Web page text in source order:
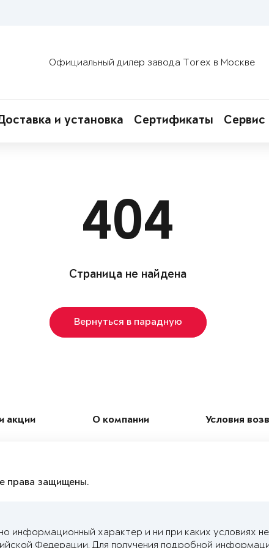
Официальный дилер завода Torex в Москве
и установка Сертификаты Сервис
404
Страница не найдена
Вернуться в парадную
акции О компании Условия
права защищены.
информационный характер и ни при каких условиях
Федерации. Для получения подробной